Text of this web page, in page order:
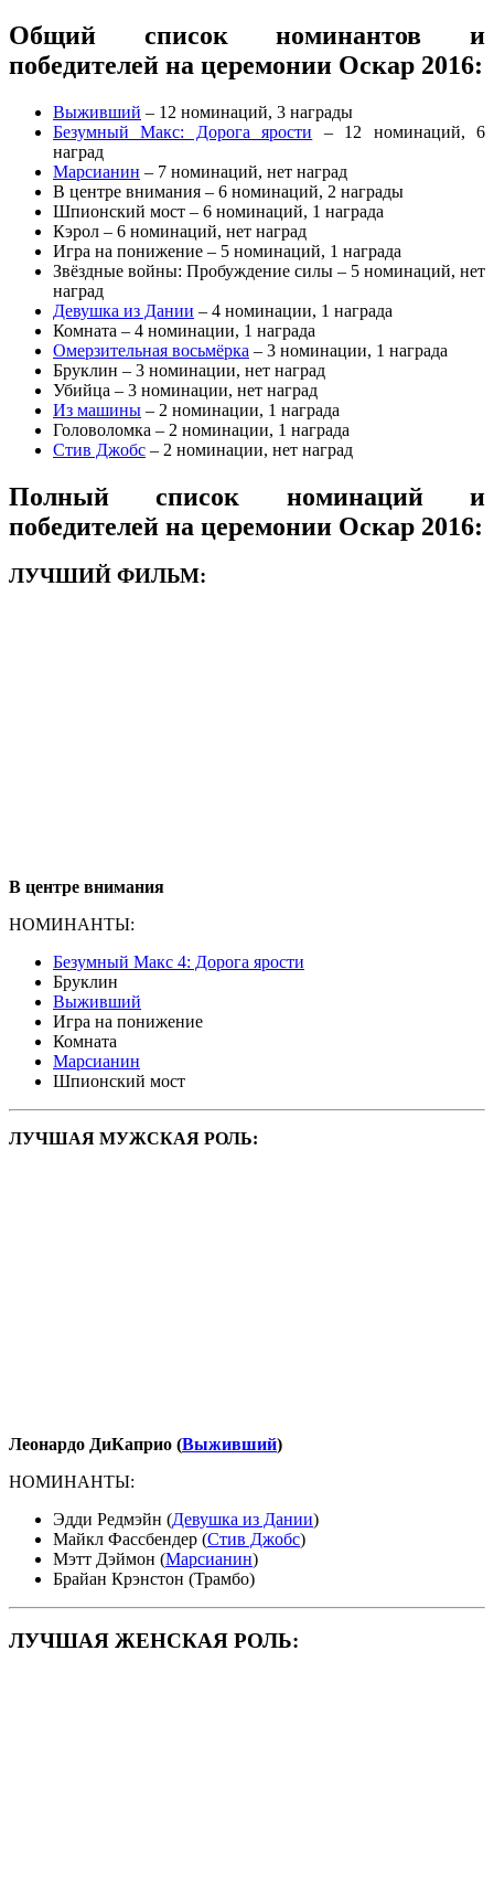
Общий список номинантов и
победителей на церемонии Оскар 2016:
Выживший – 12 номинаций, 3 награды
Безумный Макс: Дорога ярости – 12 номинаций, 6
наград
Марсианин – 7 номинаций, нет наград
В центре внимания – 6 номинаций, 2 награды
Шпионский мост – 6 номинаций, 1 награда
Кэрол – 6 номинаций, нет наград
Игра на понижение – 5 номинаций, 1 награда
Звёздные войны: Пробуждение силы – 5 номинаций, нет
наград
Девушка из Дании – 4 номинации, 1 награда
Комната – 4 номинации, 1 награда
Омерзительная восьмёрка – 3 номинации, 1 награда
Бруклин – 3 номинации, нет наград
Убийца – 3 номинации, нет наград
Из машины – 2 номинации, 1 награда
Головоломка – 2 номинации, 1 награда
Стив Джобс – 2 номинации, нет наград
Полный список номинаций и
победителей на церемонии Оскар 2016:
ЛУЧШИЙ ФИЛЬМ:
В центре внимания
НОМИНАНТЫ:
Безумный Макс 4: Дорога ярости
Бруклин
Выживший
Игра на понижение
Комната
Марсианин
Шпионский мост
ЛУЧШАЯ МУЖСКАЯ РОЛЬ:
Леонардо ДиКаприо (Выживший)
НОМИНАНТЫ:
Эдди Редмэйн (Девушка из Дании)
Майкл Фассбендер (Стив Джобс)
Мэтт Дэймон (Марсианин)
Брайан Крэнстон (Трамбо)
ЛУЧШАЯ ЖЕНСКАЯ РОЛЬ: